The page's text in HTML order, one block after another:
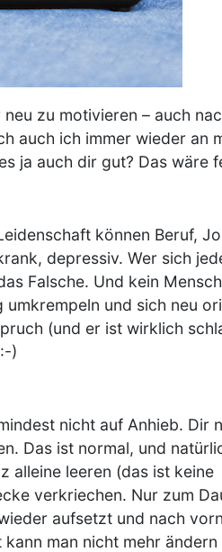
zu motivieren – auch
auch ich immer wieder an
ja auch dir gut? Das wäre
können Beruf,
depressiv. Wer sich
Falsche. Und kein
und sich neu
(und er ist wirklich
)
nicht auf Anhieb. Dir
Das ist normal, und
alleine leeren (das ist keine
verkriechen. Nur zum
aufsetzt und nach
man nicht mehr ändern